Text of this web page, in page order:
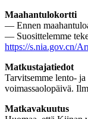
Maahantulokortti
— Ennen
— Suosittelemme
https://s.nia.gov.cn/
Matkustajatiedot
Tarvitsemme lento-
voimassaolopäivä.
Matkavakuutus